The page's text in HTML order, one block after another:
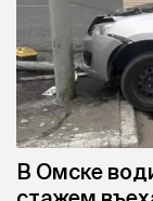
В Омске